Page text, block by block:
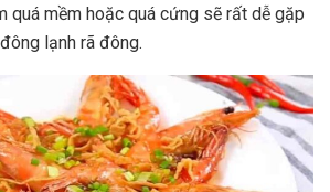
quá mềm hoặc quá cứng sẽ rất dễ gặp
lạnh rã đông.